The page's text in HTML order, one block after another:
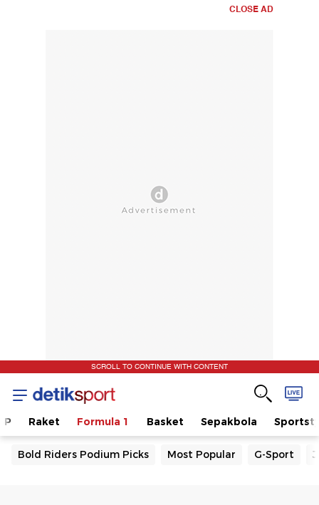
CLOSE AD
SCROLL TO CONTINUE WITH CONTENT
Raket Formula 1 Basket Sepakbola
Bold Riders Podium Picks Most Popular G-Sport